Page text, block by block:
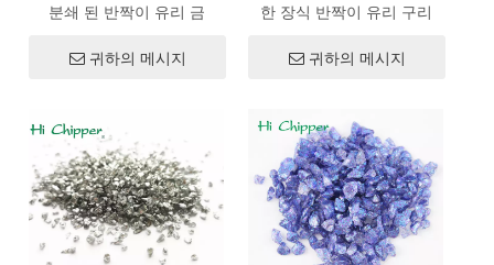
분쇄 된 반짝이 유리 금
귀하의 메시지
한 장식 반짝이 유리 구리
귀하의 메시지